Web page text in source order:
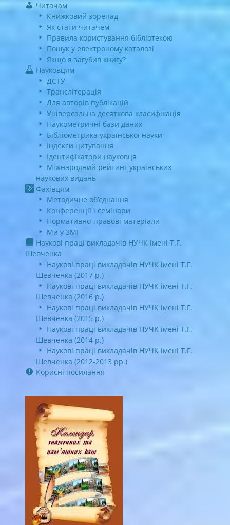
Читачам
Книжковий зорепад
Як стати читачем
Правила користування бібліотекою
Пошук у електроному каталозі
Якщо я загубив книгу?
Науковцям
ДСТУ
Транслітерація
Для авторів публікацій
Універсальна десяткова класифікація
Наукометричні бази даних
Бібліометрика української науки
Індекси цитування
Ідентифікатори науковця
Міжнародний рейтинг українських
наукових видань
Фахівцям
Методичне об’єднання
Конференції і семінари
Нормативно-правові матеріали
Ми у ЗМІ
Наукові праці викладачів НУЧК імені Т.Г.
Шевченка
Наукові праці викладачів НУЧК імені Т.Г.
Шевченка (2017 р.)
Наукові праці викладачів НУЧК імені Т.Г.
Шевченка (2016 р.)
Наукові праці викладачів НУЧК імені Т.Г.
Шевченка (2015 р.)
Наукові праці викладачів НУЧК імені Т.Г.
Шевченка (2014 р.)
Наукові праці викладачів НУЧК імені Т.Г.
Шевченка (2012-2013 рр.)
Корисні посилання